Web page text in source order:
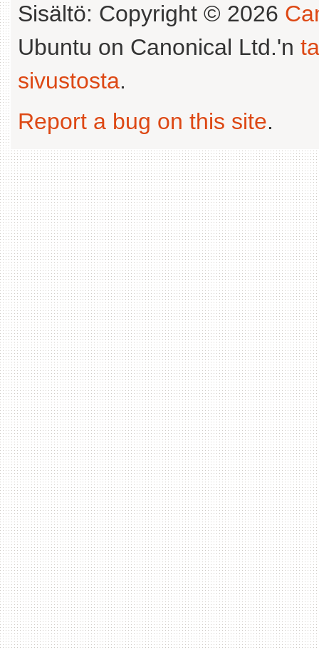
Sisältö: Copyright © 2026
Ubuntu on Canonical Ltd.'n
sivustosta.
Report a bug on this site.